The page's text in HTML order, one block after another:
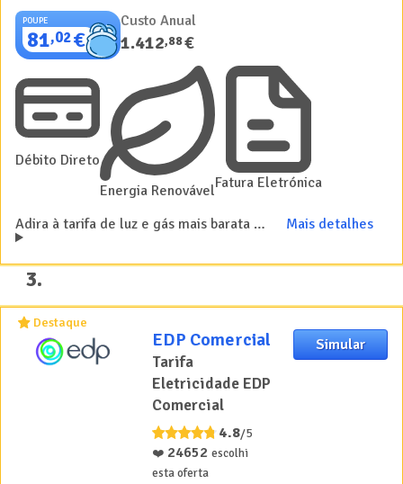
POUPE
81,02€
Custo Anual
1.412,88€
Débito Direto
Energia RenovávelFatura Eletrónica
Adira à tarifa de luz e gás mais barata e poupe até 40% nas faturas Mais detalhes
3.
Destaque
EDP Comercial
Tarifa
Eletricidade EDP
Comercial
4.8/5
❤️ 24652 escolhi
esta oferta
Simular